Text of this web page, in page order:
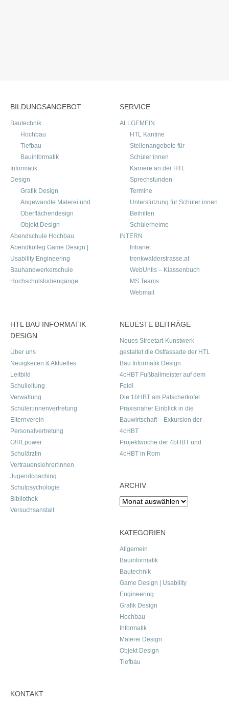
BILDUNGSANGEBOT
Bautechnik
Hochbau
Tiefbau
Bauinformatik
Informatik
Design
Grafik Design
Angewandte Malerei und
Oberflächendesign
Objekt Design
Abendschule Hochbau
Abendkolleg Game Design |
Usability Engineering
Bauhandwerkerschule
Hochschulstudiengänge
SERVICE
ALLGEMEIN
HTL Kantine
Stellenangebote für
Schüler:innen
Karriere an der HTL
Sprechstunden
Termine
Unterstützung für Schüler:innen
Beihilfen
Schülerheime
INTERN
Intranet
trenkwalderstrasse.at
WebUntis – Klassenbuch
MS Teams
Webmail
HTL BAU INFORMATIK
DESIGN
Über uns
Neuigkeiten & Aktuelles
Leitbild
Schulleitung
Verwaltung
Schüler:innenvertretung
Elternverein
Personalvertretung
G!RLpower
Schulärztin
Vertrauenslehrer:innen
Jugendcoaching
Schulpsychologie
Bibliothek
Versuchsanstalt
NEUESTE BEITRÄGE
Neues Streetart-Kunstwerk
gestaltet die Ostfassade der HTL
Bau Informatik Design
4cHBT Fußballmeister auf dem
Feld!
Die 1bHBT am Patscherkofel
Praxisnaher Einblick in die
Bauwirtschaft – Exkursion der
4cHBT
Projektwoche der 4bHBT und
4cHBT in Rom
ARCHIV
Archiv
KATEGORIEN
Allgemein
Bauinformatik
Bautechnik
Game Design | Usability
Engineering
Grafik Design
Hochbau
Informatik
Malerei Design
Objekt Design
Tiefbau
KONTAKT